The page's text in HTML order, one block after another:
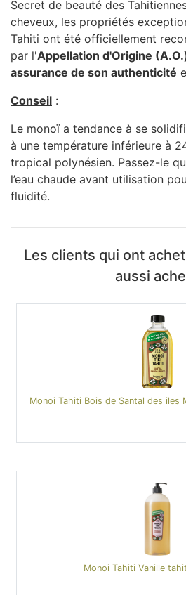
Secret de beauté des
cheveux, les propriétés
Tahiti ont été officiellement
par l'Appellation d'Origine
assurance de son authenticité
Conseil :
Le monoï a tendance à se
à une température inférieure à
tropical polynésien. Passez-le
l’eau chaude avant utilisation
fluidité.
Les clients qui ont
aussi
Monoi Tahiti Bois de Santal des iles
Monoi Tahiti Vanille